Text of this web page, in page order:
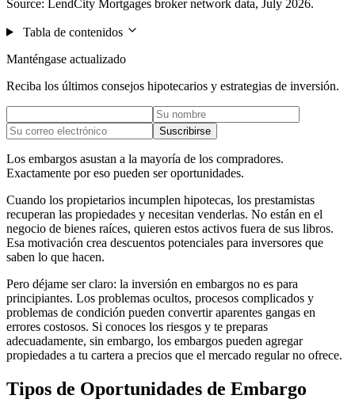
Source: LendCity Mortgages broker network data, July 2026.
Tabla de contenidos
Manténgase actualizado
Reciba los últimos consejos hipotecarios y estrategias de inversión.
Suscribirse
Los embargos asustan a la mayoría de los compradores.
Exactamente por eso pueden ser oportunidades.
Cuando los propietarios incumplen hipotecas, los prestamistas
recuperan las propiedades y necesitan venderlas. No están en el
negocio de bienes raíces, quieren estos activos fuera de sus libros.
Esa motivación crea descuentos potenciales para inversores que
saben lo que hacen.
Pero déjame ser claro: la inversión en embargos no es para
principiantes. Los problemas ocultos, procesos complicados y
problemas de condición pueden convertir aparentes gangas en
errores costosos. Si conoces los riesgos y te preparas
adecuadamente, sin embargo, los embargos pueden agregar
propiedades a tu cartera a precios que el mercado regular no ofrece.
Tipos de Oportunidades de Embargo